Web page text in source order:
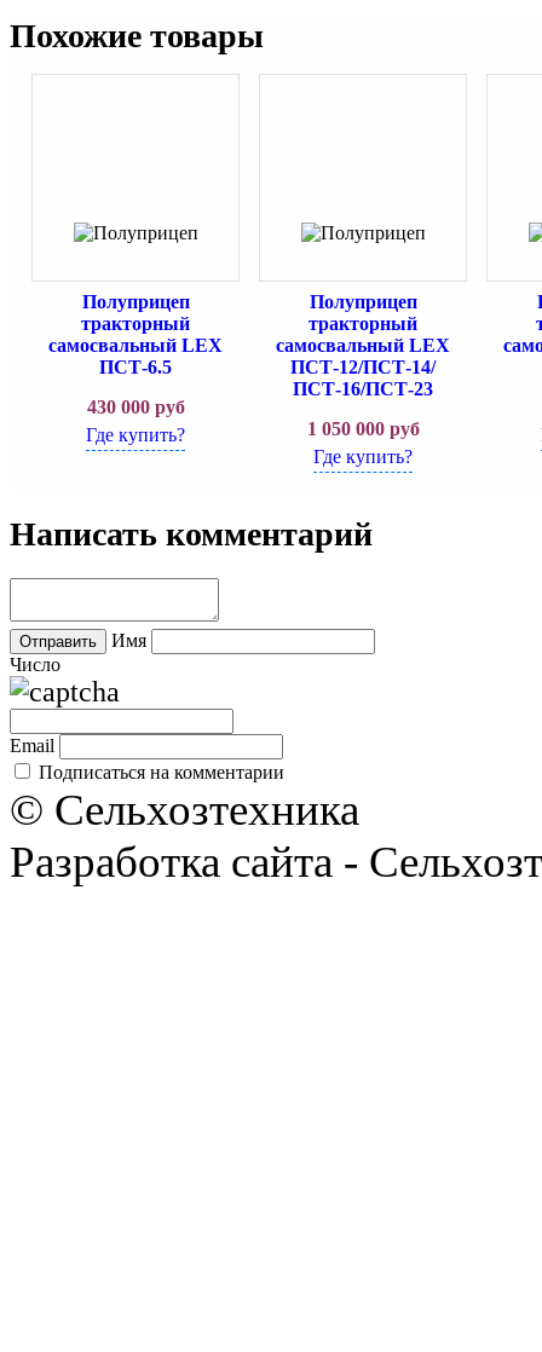
Похожие товары
Полуприцеп
тракторный
самосвальный LEX
ПСТ-6.5
430 000руб
Где купить?
Полуприцеп
тракторный
самосвальный LEX
ПСТ-12/ПСТ-14/
ПСТ-16/ПСТ-23
1 050 000руб
Где купить?
Написать комментарий
Имя
Число
Email
Подписаться на комментарии
© Сельхозтехника
Разработка сайта -